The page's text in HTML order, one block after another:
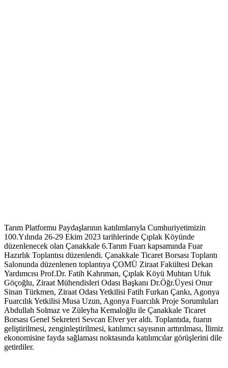
Tarım Platformu Paydaşlarının katılımlarıyla Cumhuriyetimizin
100.Yılında 26-29 Ekim 2023 tarihlerinde Çıplak Köyünde
düzenlenecek olan Çanakkale 6.Tarım Fuarı kapsamında Fuar
Hazırlık Toplantısı düzenlendi. Çanakkale Ticaret Borsası Toplantı
Salonunda düzenlenen toplantıya ÇOMÜ Ziraat Fakültesi Dekan
Yardımcısı Prof.Dr. Fatih Kahrıman, Çıplak Köyü Muhtarı Ufuk
Göçoğlu, Ziraat Mühendisleri Odası Başkanı Dr.Öğr.Üyesi Onur
Sinan Türkmen, Ziraat Odası Yetkilisi Fatih Furkan Çankı, Agonya
Fuarcılık Yetkilisi Musa Uzun, Agonya Fuarcılık Proje Sorumluları
Abdullah Solmaz ve Züleyha Kemaloğlu ile Çanakkale Ticaret
Borsası Genel Sekreteri Sevcan Elver yer aldı. Toplantıda, fuarın
geliştirilmesi, zenginleştirilmesi, katılımcı sayısının arttırılması, İlimiz
ekonomisine fayda sağlaması noktasında katılımcılar görüşlerini dile
getirdiler.